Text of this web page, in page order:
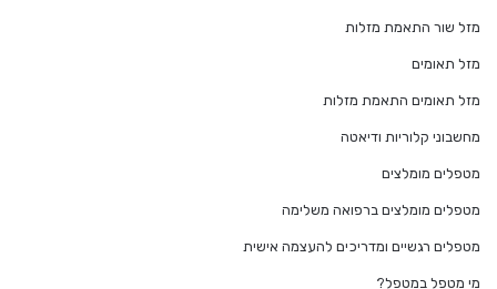
מזל שור התאמת מזלות
מזל תאומים
מזל תאומים התאמת מזלות
מחשבוני קלוריות ודיאטה
מטפלים מומלצים
מטפלים מומלצים ברפואה משלימה
מטפלים רגשיים ומדריכים להעצמה אישית
מי מטפל במטפל?